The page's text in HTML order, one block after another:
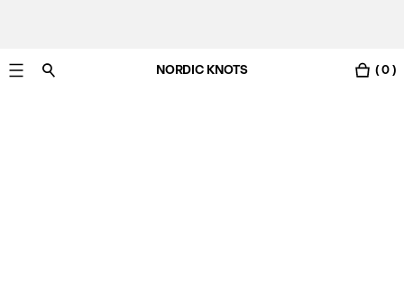
Gratis Lieferung nach Deutschland in 3-6 Werktagen
NORDIC KNOTS ( 0 )